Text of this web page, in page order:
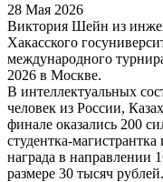
28 Мая 2026
Виктория Шейн из
Хакасского
международного
2026 в Москве.
В интеллектуальных
человек из России,
финале оказались 200
студентка-
награда в направлении
размере 30 тысяч рублей.